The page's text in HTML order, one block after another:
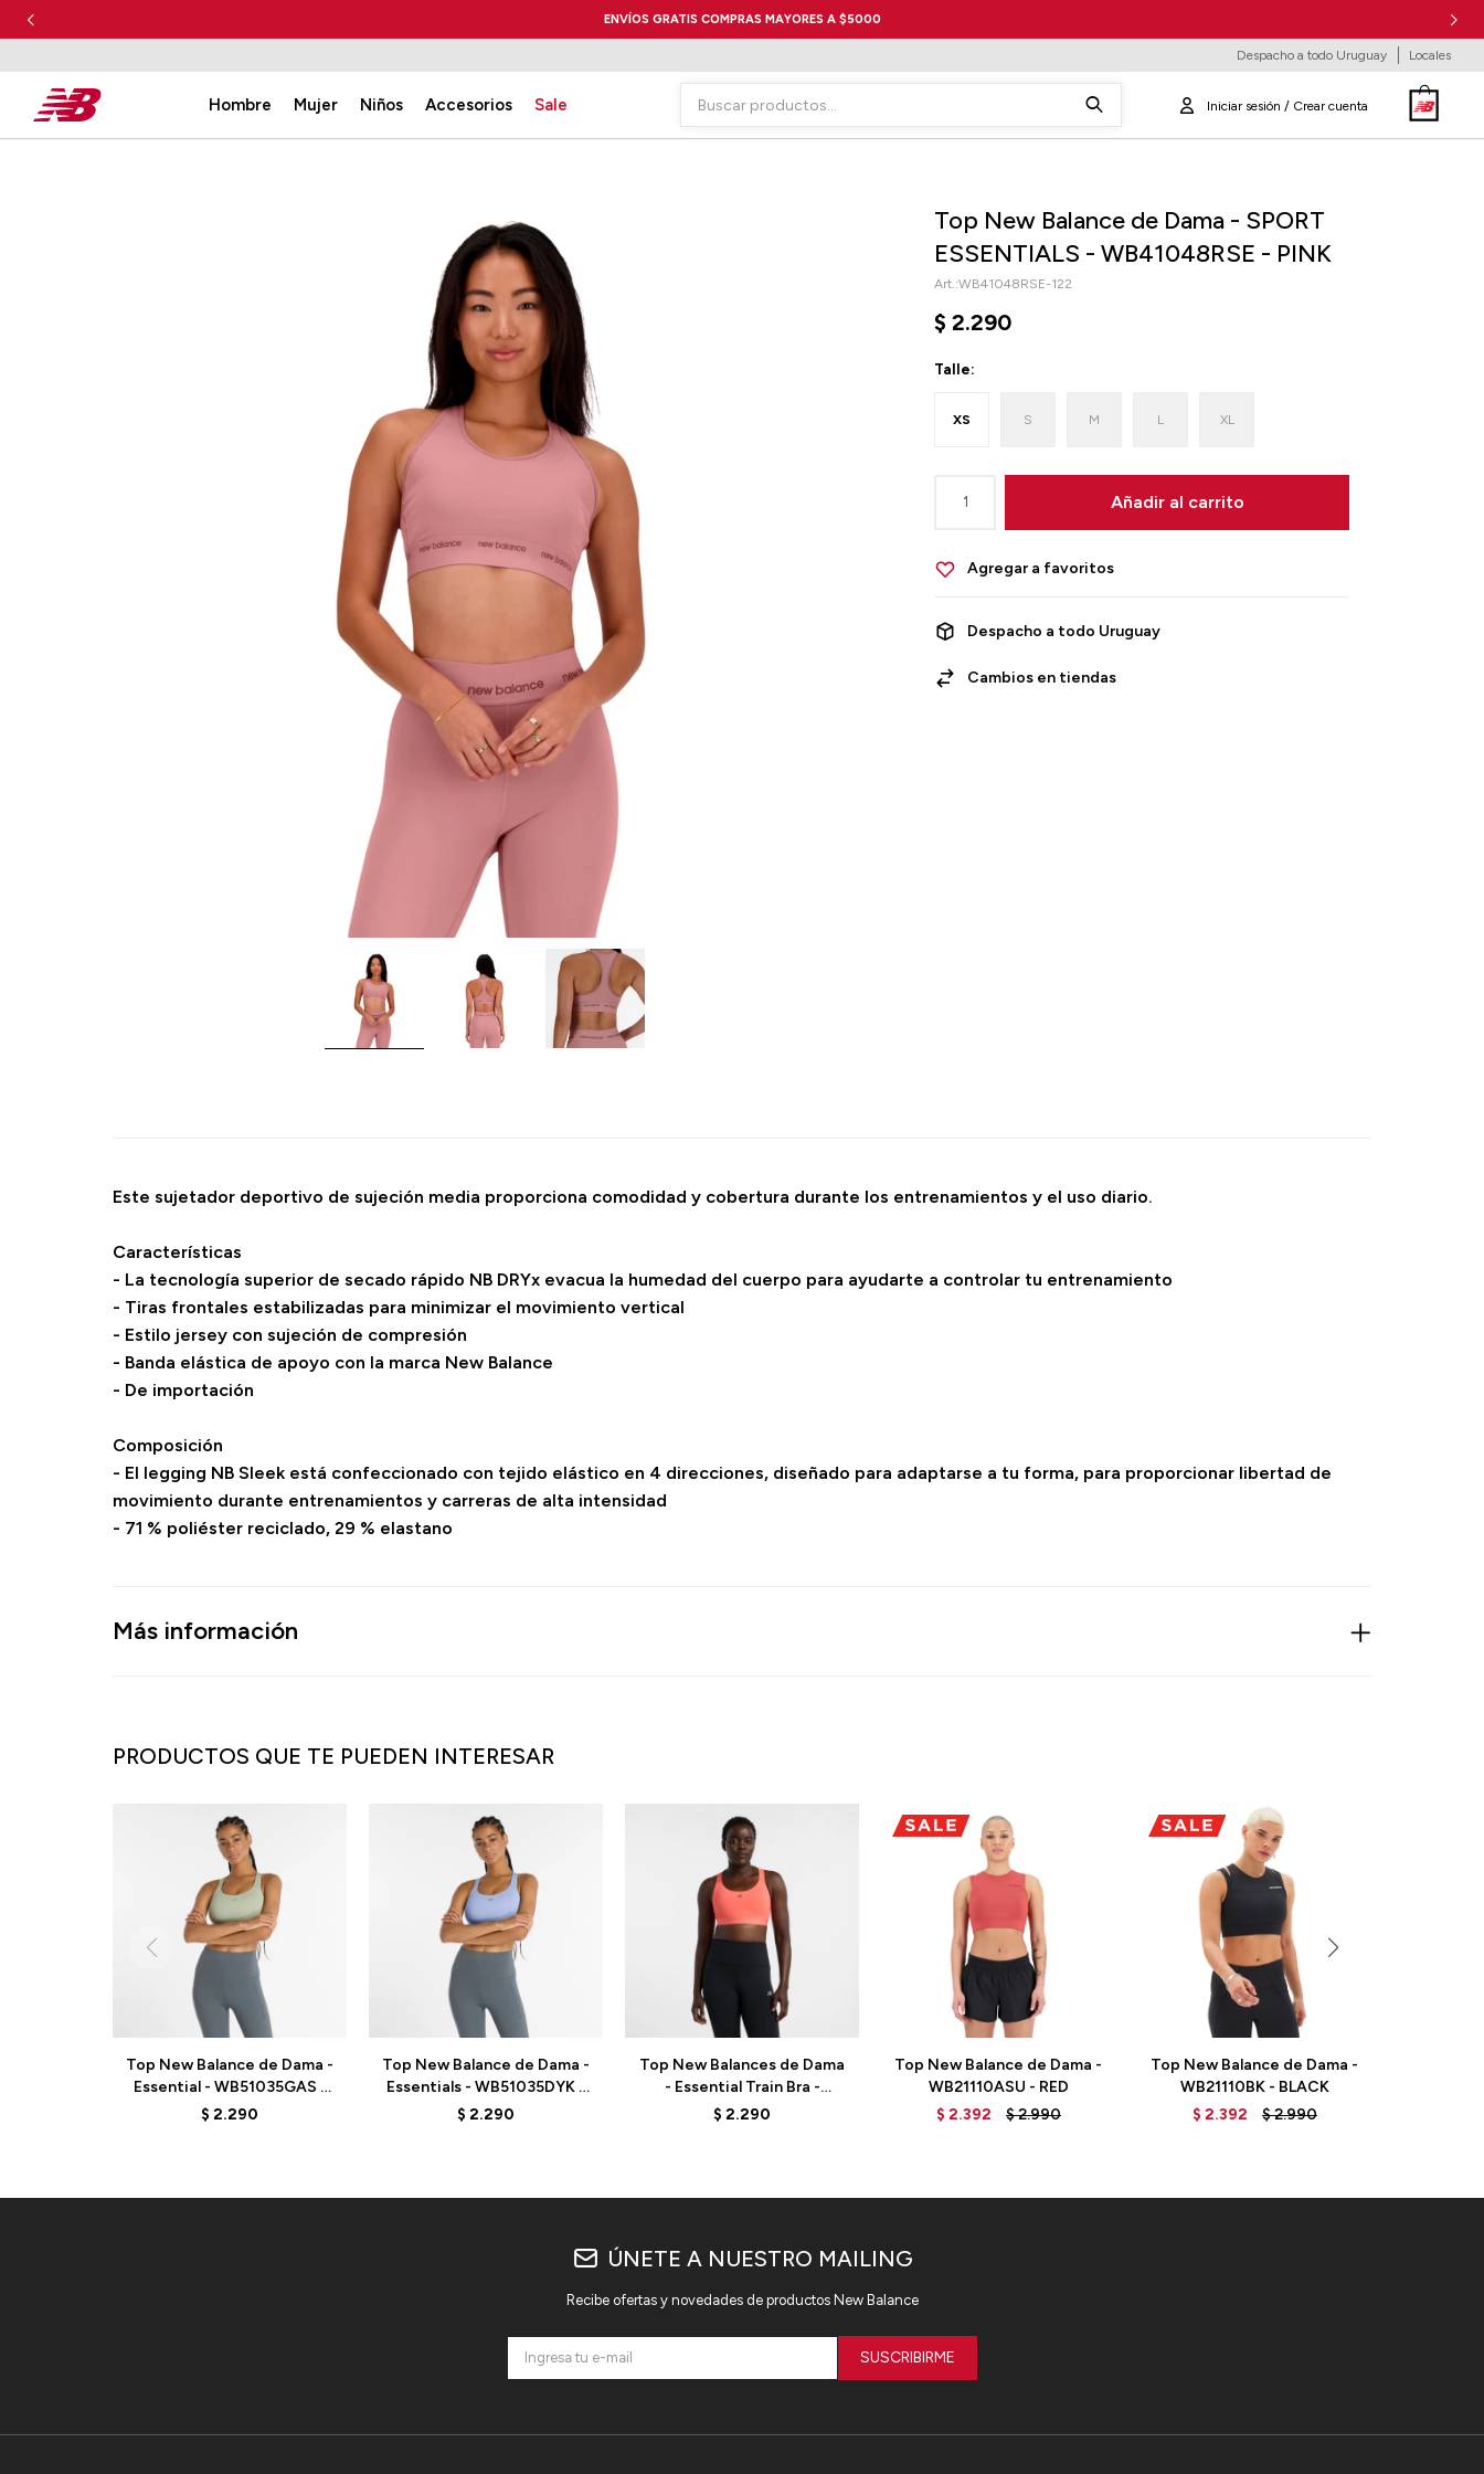
ENVÍOS GRATIS COMPRAS MAYORES A $5000
Hombre Mujer Niños Accesorios Sale
Despacho a todo Uruguay Locales
Top New Balance de Dama - SPORT
ESSENTIALS - WB41048RSE - PINK
WB41048RSE-122
$ 2.290
Talle:
XS S M L XL
1 Añadir al carrito
Despacho a todo Uruguay
Cambios en tiendas
Este sujetador deportivo de sujeción media proporciona comodidad y cobertura durante los entrenamientos y el uso diario.
Características
- La tecnología superior de secado rápido NB DRYx evacua la humedad del cuerpo para ayudarte a controlar tu entrenamiento
- Tiras frontales estabilizadas para minimizar el movimiento vertical
- Estilo jersey con sujeción de compresión
- Banda elástica de apoyo con la marca New Balance
- De importación
Composición
- El legging NB Sleek está confeccionado con tejido elástico en 4 direcciones, diseñado para adaptarse a tu forma, para proporcionar libertad de
movimiento durante entrenamientos y carreras de alta intensidad
- 71 % poliéster reciclado, 29 % elastano
Más información
PRODUCTOS QUE TE PUEDEN INTERESAR
Top New Balance de Dama -
Essential - WB51035GAS -
GREEN
$ 2.290
Top New Balance de Dama -
Essentials - WB51035DYK -
ELD
$ 2.290
Top New Balances de Dama
- Essential Train Bra -
WB51035DTR - RED
$ 2.290
Top New Balance de Dama -
WB21110ASU - RED
$ 2.392 $2.990
Top New Balance de Dama -
WB21110BK - BLACK
$ 2.392 $2.990
ÚNETE A NUESTRO MAILING
Recibe ofertas y novedades de productos New Balance
SUSCRIBIRME